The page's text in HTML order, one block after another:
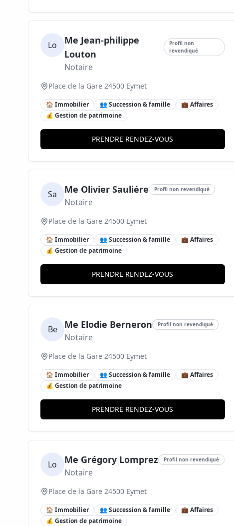
Lo
Me Jean-philippe
Louton
Profil non
revendiqué
Notaire
Place de la Gare 24500 Eymet
🏠 Immobilier 👥 Succession & famille
💼 Affaires
💰 Gestion de patrimoine
PRENDRE RENDEZ-VOUS
Sa Me Olivier Sauliére Profil non revendiqué
Notaire
Place de la Gare 24500 Eymet
🏠 Immobilier 👥 Succession & famille
💼 Affaires
💰 Gestion de patrimoine
PRENDRE RENDEZ-VOUS
Be Me Elodie Berneron Profil non revendiqué
Notaire
Place de la Gare 24500 Eymet
🏠 Immobilier 👥 Succession & famille
💼 Affaires
💰 Gestion de patrimoine
PRENDRE RENDEZ-VOUS
Lo Me Grégory Lomprez Profil non revendiqué
Notaire
Place de la Gare 24500 Eymet
🏠 Immobilier 👥 Succession & famille
💼 Affaires
💰 Gestion de patrimoine